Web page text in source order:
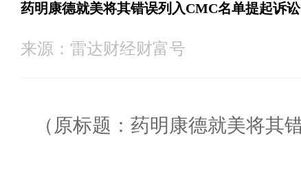
药明康德就美将其错误列入CMC名单提起诉讼
来源： 雷达财经财富号
（原标题：药明康德就美将其